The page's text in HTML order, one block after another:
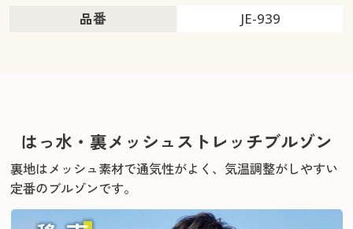
品番 JE-939
はっ水・裏メッシュストレッチブルゾン
裏地はメッシュ素材で通気性がよく、気温調整がしやすい
定番のブルゾンです。